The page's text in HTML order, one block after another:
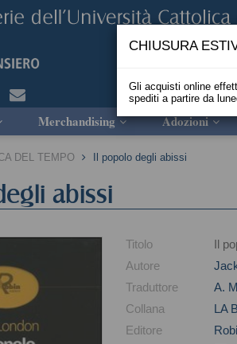
Merchandising Adozioni
DEL TEMPO Il popolo degli abissi
abissi
Titolo
Il
Autore
Traduttore
A.
Collana
LA
Editore
CHIUSURA
Gli acquisti online
spediti a partire da